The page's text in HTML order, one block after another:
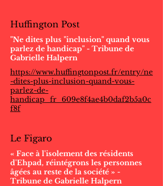
Huffington Post
"Ne dites plus "inclusion" quand vous
parlez de handicap" - Tribune de
Gabrielle Halpern
https://www.huffingtonpost.fr/entry/ne
-dites-plus-inclusion-quand-vous-
parlez-de-
handicap_fr_609e8f4ae4b0daf2b5a0c
f8f
Le Figaro
« Face à l'isolement des résidents
d'Ehpad, réintégrons les personnes
âgées au reste de la société » -
Tribune de Gabrielle Halpern